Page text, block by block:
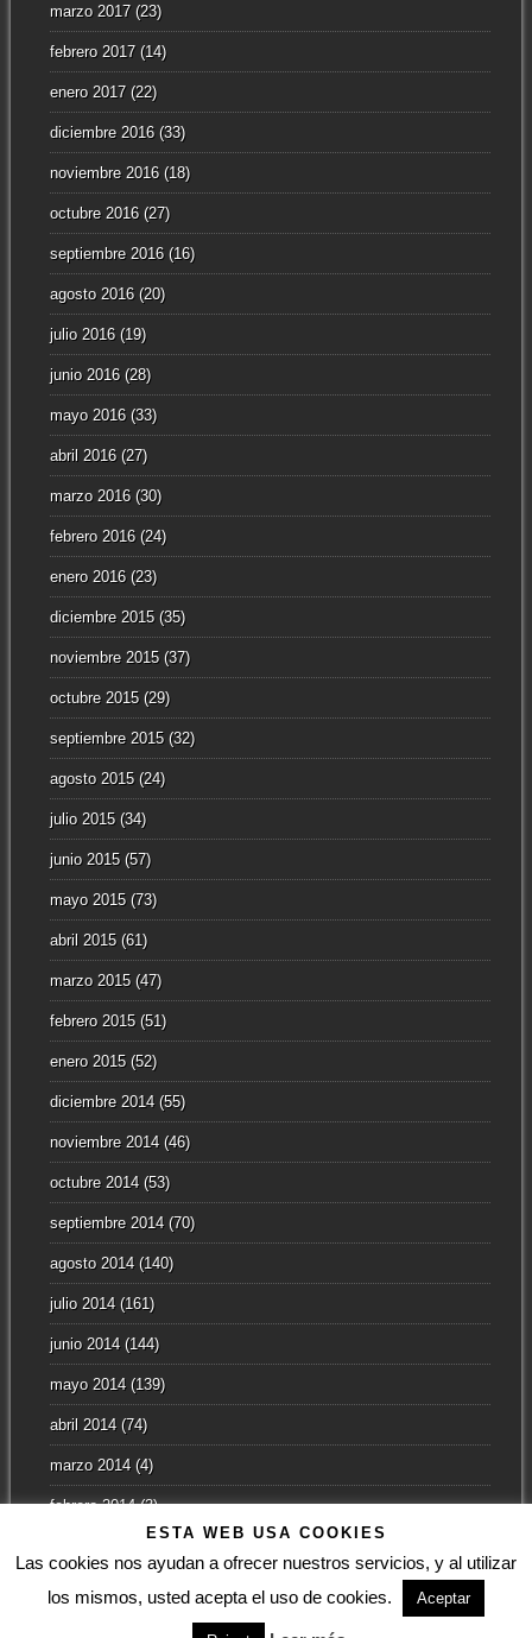
marzo 2017(23)
febrero 2017(14)
enero 2017(22)
diciembre 2016(33)
noviembre 2016(18)
octubre 2016(27)
septiembre 2016(16)
agosto 2016(20)
julio 2016(19)
junio 2016(28)
mayo 2016(33)
abril 2016(27)
marzo 2016(30)
febrero 2016(24)
enero 2016(23)
diciembre 2015(35)
noviembre 2015(37)
octubre 2015(29)
septiembre 2015(32)
agosto 2015(24)
julio 2015(34)
junio 2015(57)
mayo 2015(73)
abril 2015(61)
marzo 2015(47)
febrero 2015(51)
enero 2015(52)
diciembre 2014(55)
noviembre 2014(46)
octubre 2014(53)
septiembre 2014(70)
agosto 2014(140)
julio 2014(161)
junio 2014(144)
mayo 2014(139)
abril 2014(74)
marzo 2014(4)
febrero 2014(3)
ESTA WEB USA COOKIES
Las cookies nos ayudan a ofrecer nuestros servicios, y al utilizar
los mismos, usted acepta el uso de cookies.
Aceptar